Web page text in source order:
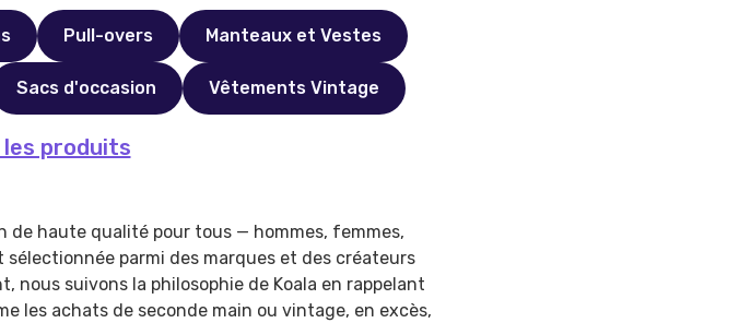
Pull-overs Manteaux et Vestes
Sacs d'occasion Vêtements Vintage
produits
haute qualité pour tous — hommes, femmes,
parmi des marques et des créateurs
suivons la philosophie de Koala en rappelant
les achats de seconde main ou vintage, en excès,